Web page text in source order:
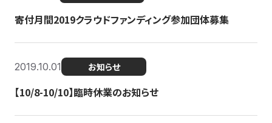
寄付月間2019クラウドファンディング参加団体募集
2019.10.01 お知らせ
【10/8-10/10】臨時休業のお知らせ